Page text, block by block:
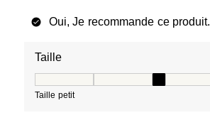
Oui, Je recommande ce produit.
Taille
Taille petit